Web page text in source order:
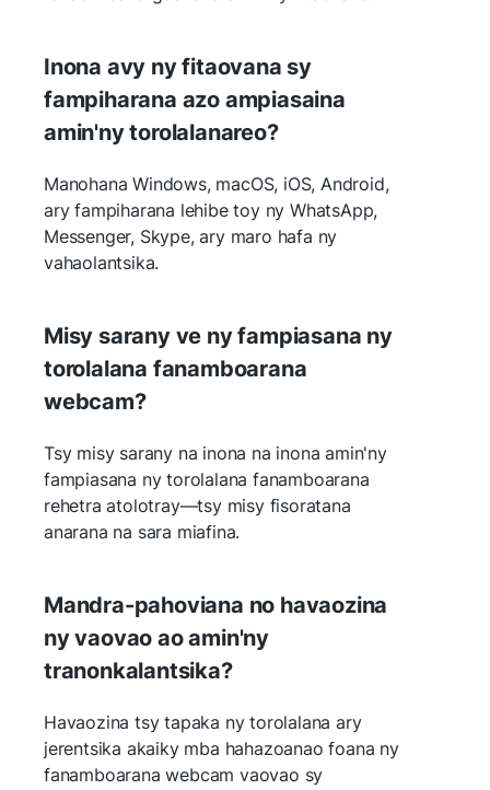
Inona avy ny fitaovana sy
fampiharana azo ampiasaina
amin'ny torolalanareo?
Manohana Windows, macOS, iOS, Android,
ary fampiharana lehibe toy ny WhatsApp,
Messenger, Skype, ary maro hafa ny
vahaolantsika.
Misy sarany ve ny fampiasana ny
torolalana fanamboarana
webcam?
Tsy misy sarany na inona na inona amin'ny
fampiasana ny torolalana fanamboarana
rehetra atolotray—tsy misy fisoratana
anarana na sara miafina.
Mandra-pahoviana no havaozina
ny vaovao ao amin'ny
tranonkalantsika?
Havaozina tsy tapaka ny torolalana ary
jerentsika akaiky mba hahazoanao foana ny
fanamboarana webcam vaovao sy